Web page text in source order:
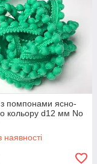
помпонами ясно-
кольору d12 мм No